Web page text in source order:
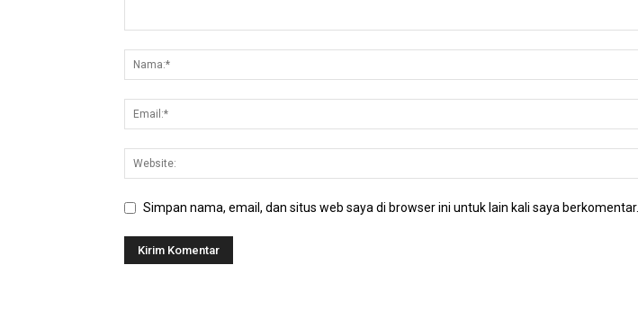
Simpan nama, email, dan situs web saya di browser ini untuk lain kali saya berkomentar.